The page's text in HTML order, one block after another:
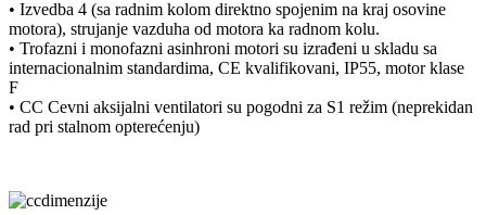
• Izvedba 4 (sa radnim kolom direktno spojenim na kraj osovine
motora), strujanje vazduha od motora ka radnom kolu.
• Trofazni i monofazni asinhroni motori su izrađeni u skladu sa
internacionalnim standardima, CE kvalifikovani, IP55, motor klase
F
• CC Cevni aksijalni ventilatori su pogodni za S1 režim (neprekidan
rad pri stalnom opterećenju)